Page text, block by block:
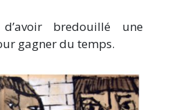
bredouillé une
gagner du temps.